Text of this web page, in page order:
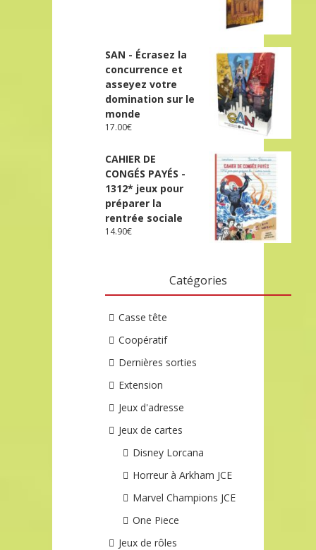
SAN - Écrasez la
concurrence et
asseyez votre
domination sur le
monde
17.00€
CAHIER DE
CONGÉS PAYÉS -
1312* jeux pour
préparer la
rentrée sociale
14.90€
Catégories
Casse tête
Coopératif
Dernières sorties
Extension
Jeux d'adresse
Jeux de cartes
Disney Lorcana
Horreur à Arkham JCE
Marvel Champions JCE
One Piece
Jeux de rôles